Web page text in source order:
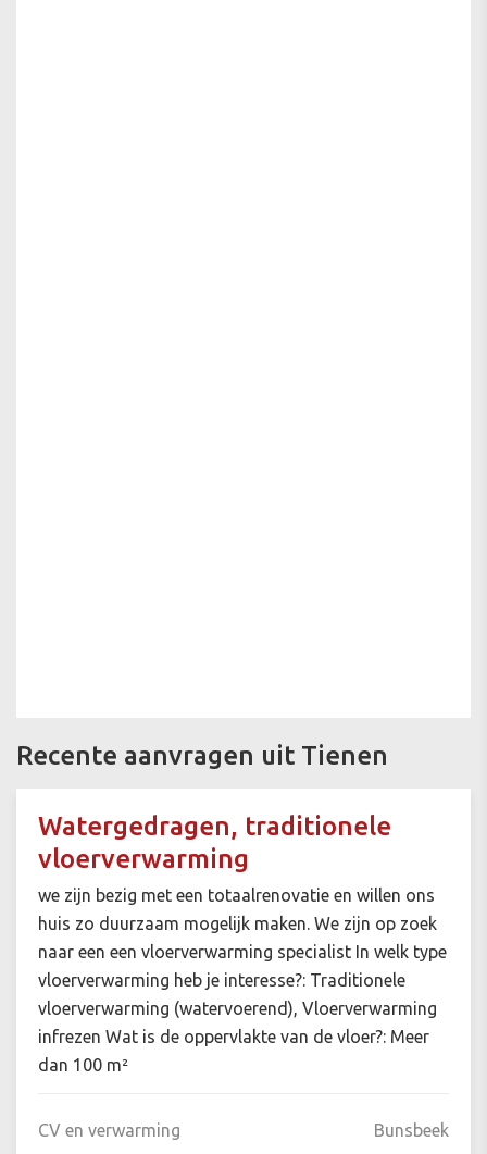
Recente aanvragen uit Tienen
Watergedragen, traditionele
vloerverwarming
we zijn bezig met een totaalrenovatie en willen ons
huis zo duurzaam mogelijk maken. We zijn op zoek
naar een een vloerverwarming specialist In welk type
vloerverwarming heb je interesse?: Traditionele
vloerverwarming (watervoerend), Vloerverwarming
infrezen Wat is de oppervlakte van de vloer?: Meer
dan 100 m²
CV en verwarming Bunsbeek